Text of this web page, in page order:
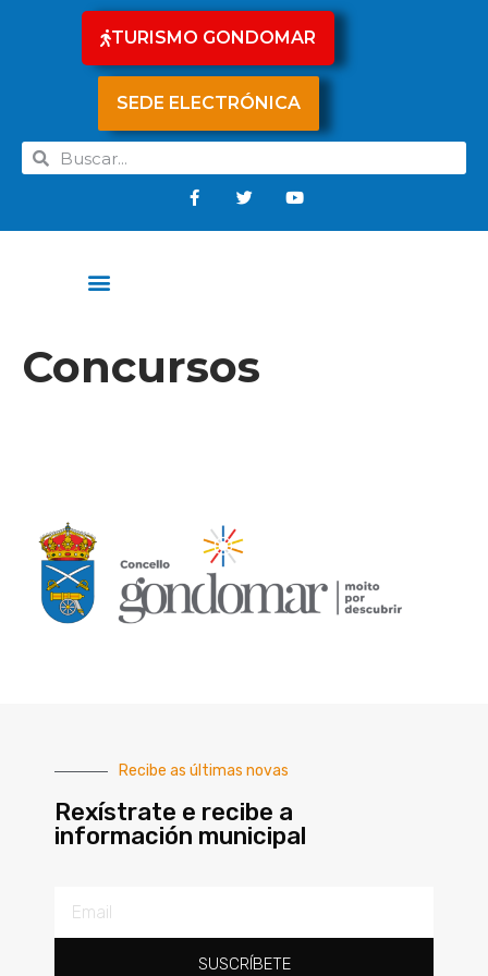
TURISMO GONDOMAR
SEDE ELECTRÓNICA
Concursos
Recibe as últimas novas
Rexístrate e recibe a
información municipal
SUSCRÍBETE